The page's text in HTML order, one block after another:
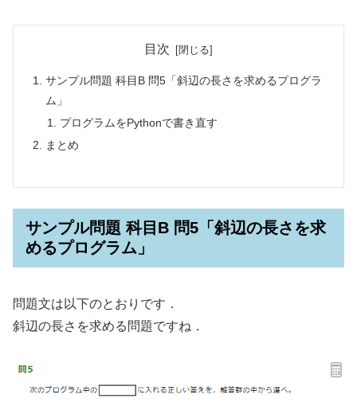
目次
サンプル問題 科目B 問5「斜辺の長さを求めるプログラ
ム」
プログラムをPythonで書き直す
まとめ
サンプル問題 科目B 問5「斜辺の長さを求
めるプログラム」
問題文は以下のとおりです．
斜辺の長さを求める問題ですね．